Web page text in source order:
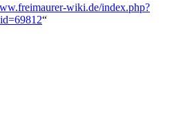
wiki.de/index.php?
“